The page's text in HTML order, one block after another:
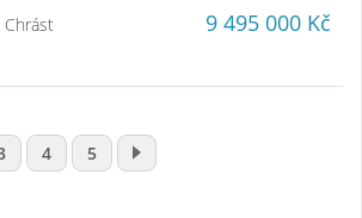
Chrást 9 495 000 Kč
4 5